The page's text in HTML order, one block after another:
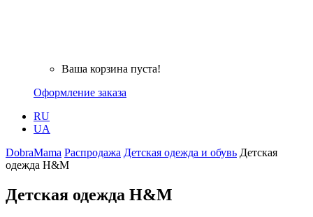
Ваша корзина пуста!
Оформление заказа
RU
UA
DobraMama Распродажа Детская одежда и обувь Детская
одежда H&M
Детская одежда H&M